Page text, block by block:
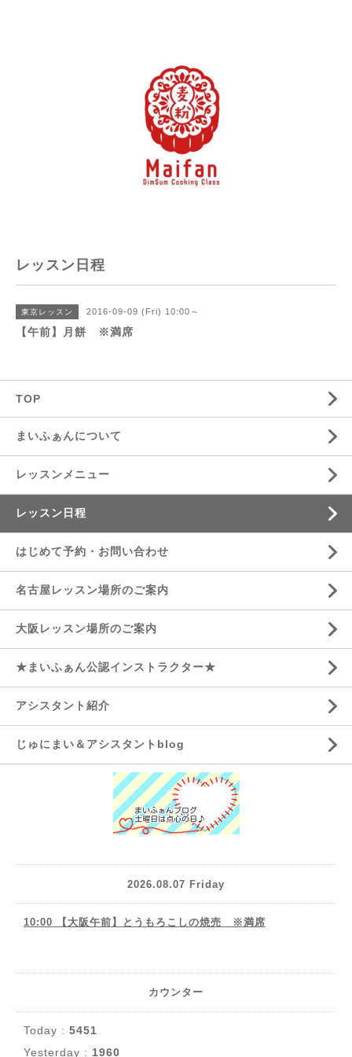
レッスン日程
東京レッスン 2016-09-09 (Fri) 10:00～
【午前】月餅 ※満席
TOP
まいふぁんについて
レッスンメニュー
レッスン日程
はじめて予約・お問い合わせ
名古屋レッスン場所のご案内
大阪レッスン場所のご案内
★まいふぁん公認インストラクター★
アシスタント紹介
じゅにまい＆アシスタントblog
2026.08.07 Friday
10:00 【大阪午前】とうもろこしの焼売 ※満席
カウンター
Today : 5451
Yesterday : 1960